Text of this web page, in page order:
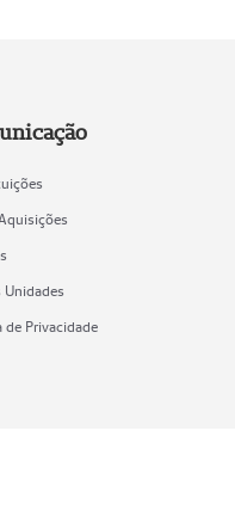
Unidades
de Privacidade